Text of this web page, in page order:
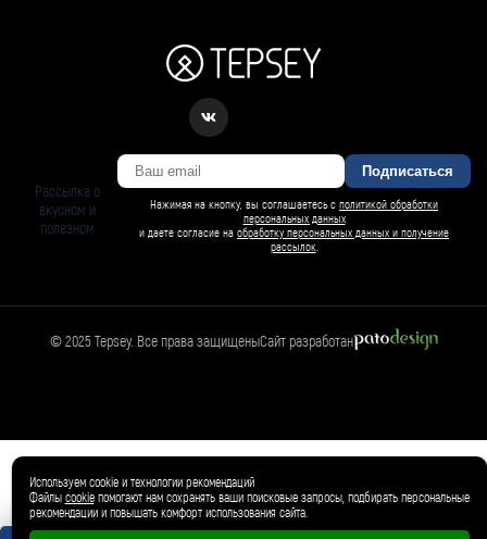
🛍️ Магазин
Товар добавлен в корзину ✓
Рассылка о
вкусном и
полезном
Подписаться
Нажимая на кнопку, вы соглашаетесь с политикой обработки
персональных данных
и даете согласие на обработку персональных данных и получение
рассылок
© 2025 Tepsey. Все права защищеныСайт разработан
Используем cookie и технологии рекомендаций
Файлы cookieпомогают нам сохранять ваши поисковые запросы, подбирать персональные
рекомендации и повышать комфорт использования сайта.